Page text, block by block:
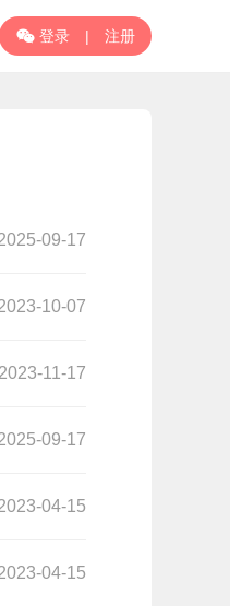
登录 | 注册
09-17
10-07
2023-11-17
09-17
04-15
04-15